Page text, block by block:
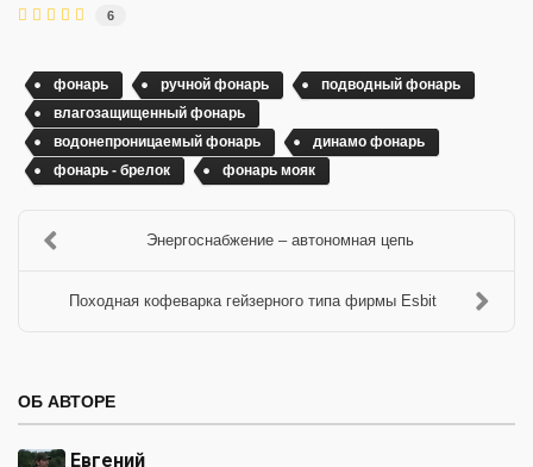
6
фонарь ручной фонарь
подводный фонарь
влагозащищенный фонарь
водонепроницаемый фонарь
динамо фонарь
фонарь - брелок
фонарь мояк
Энергоснабжение – автономная цепь
Походная кофеварка гейзерного типа фирмы Esbit
ОБ АВТОРЕ
Евгений